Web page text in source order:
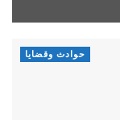
حوادث وقضايا